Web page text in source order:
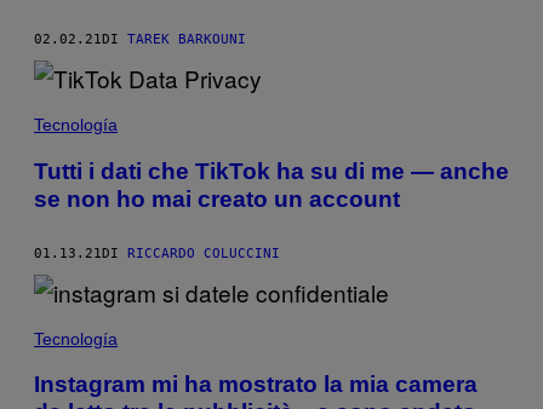
02.02.21DI TAREK BARKOUNI
Tecnología
Tutti i dati che TikTok ha su di me — anche
se non ho mai creato un account
01.13.21DI RICCARDO COLUCCINI
Tecnología
Instagram mi ha mostrato la mia camera